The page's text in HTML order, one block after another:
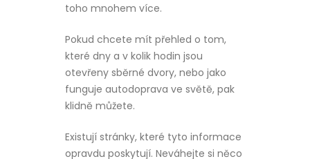
toho mnohem více.
Pokud chcete mít přehled o tom,
které dny a v kolik hodin jsou
otevřeny sběrné dvory, nebo jako
funguje autodoprava ve světě, pak
klidně můžete.
Existují stránky, které tyto informace
opravdu poskytují. Neváhejte si něco